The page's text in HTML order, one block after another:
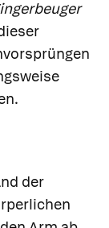
der